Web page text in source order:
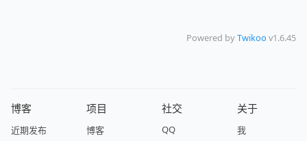
Powered byTwikoo v1.6.45
博客
近期发布
项目
博客
社交
QQ
关于
我